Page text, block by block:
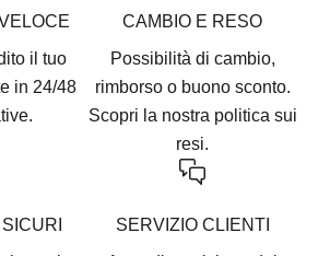
il tuo
in 24/48
CAMBIO E RESO
Possibilità di cambio,
rimborso o buono sconto.
Scopri la nostra politica sui
resi.
SERVIZIO CLIENTI